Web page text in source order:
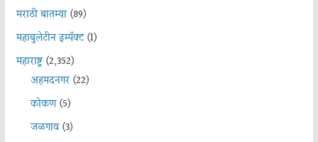
मराठी बातम्या(89)
महाबुलेटीन इम्पॅक्ट(1)
महाराष्ट्र(2,352)
अहमदनगर(22)
कोकण(5)
जळगाव(3)